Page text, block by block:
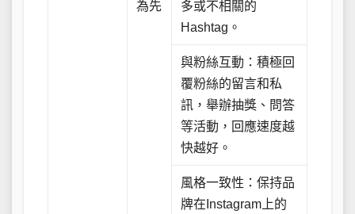
為先
多或不相關的
Hashtag。
與粉絲互動：積極回
覆粉絲的留言和私
訊，舉辦抽獎、問答
等活動，回應速度越
快越好。
風格一致性：保持品
牌在Instagram上的